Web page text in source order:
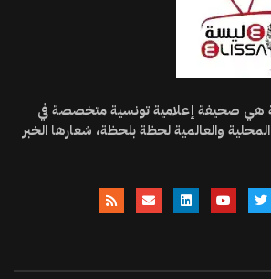
هي صحيفة إعلامية تونسية متخصصة في
والعالمية لحظة بلحظة، شعارها الخبر